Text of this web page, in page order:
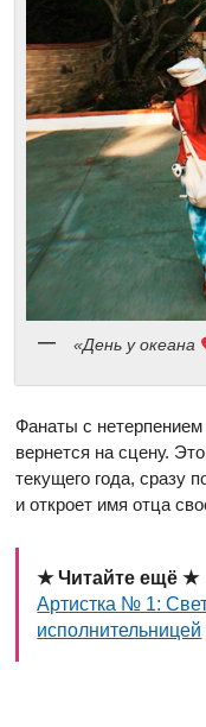
«День у океана
Фанаты с
вернется на сцену.
текущего года, сразу
и откроет имя отца
★ Читайте ещё ★
Артистка № 1:
исполнительницей